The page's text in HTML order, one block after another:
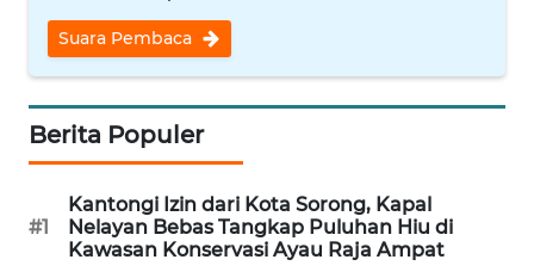
Suara Pembaca
Berita Populer
#1
Kantongi Izin dari Kota Sorong, Kapal
Nelayan Bebas Tangkap Puluhan Hiu di
Kawasan Konservasi Ayau Raja Ampat
INDRAMAYU
MAJALENGKA